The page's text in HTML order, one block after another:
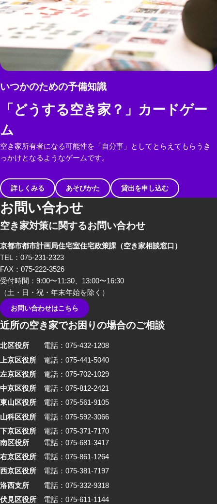
いつかのための予備知識
「どうする空き家？」カードゲー
ム
空き家所有者になる可能性を「自分事」としてとらえてもらうき
っかけとなるようなゲームです。
詳しくみる あそびかた 貸出を申し込む
お問い合わせ
空き家対策に関するお問い合わせ
京都市都市計画局住宅室住宅政策課 （空き家相談窓口）
TEL：075-231-2323
FAX：075-222-3526
受付時間：9:00〜11:30、13:00〜16:30
（土・日・祝・年末年始を除く）
お問い合わせはこちら
近所の空き家でお困りの場合のご相談
北区役所
電話：075-432-1208
上京区役所
電話：075-441-5040
左京区役所
電話：075-702-1029
中京区役所
電話：075-812-2421
東山区役所
電話：075-561-9105
山科区役所
電話：075-592-3066
下京区役所
電話：075-371-7170
南区役所
電話：075-681-3417
右京区役所
電話：075-861-1264
西京区役所
電話：075-381-7197
洛西支所
電話：075-332-9318
伏見区役所
電話：075-611-1144